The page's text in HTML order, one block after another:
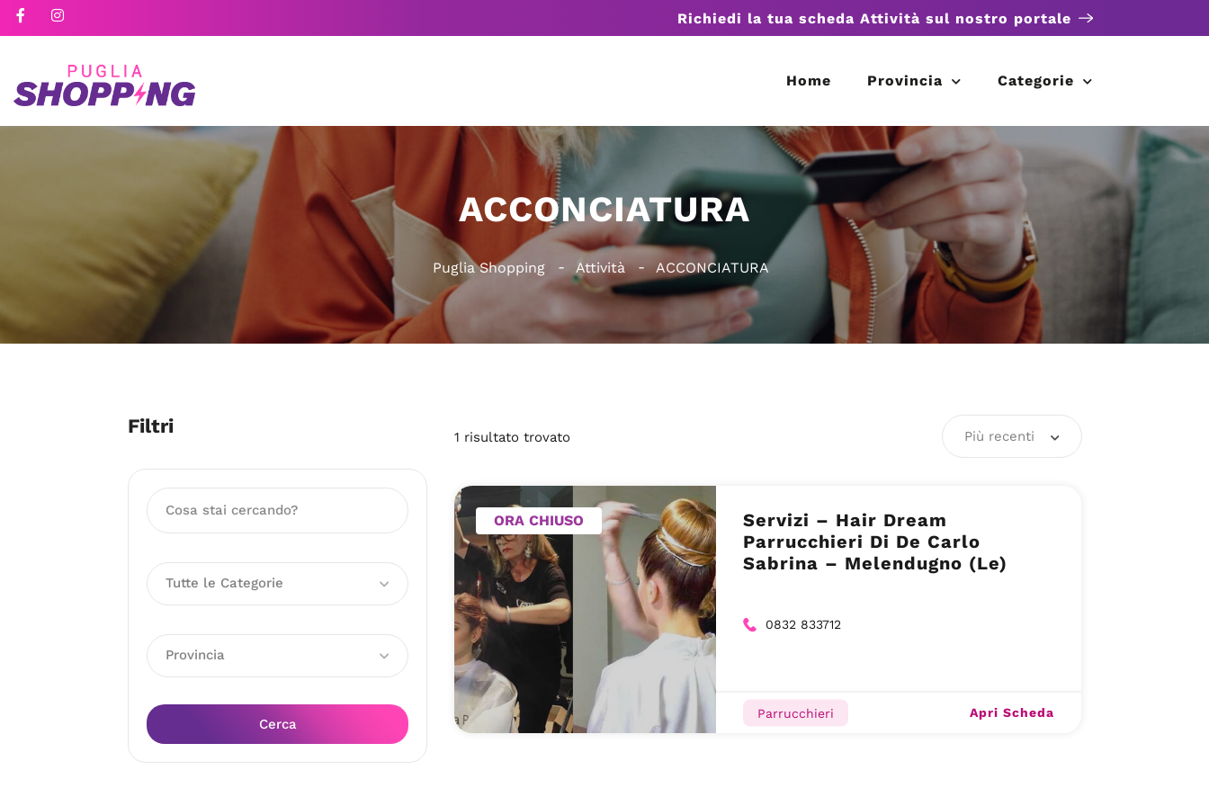
Richiedi la tua scheda Attività sul nostro portale
Home Provincia Categorie
ACCONCIATURA
Puglia Shopping Attività ACCONCIATURA
Filtri
Tutte le Categorie
Provincia
Cerca
1 risultato trovato Più recenti
ORA CHIUSO
Servizi – Hair Dream
Parrucchieri Di De Carlo
Sabrina – Melendugno (Le)
0832 833712
Parrucchieri Apri Scheda